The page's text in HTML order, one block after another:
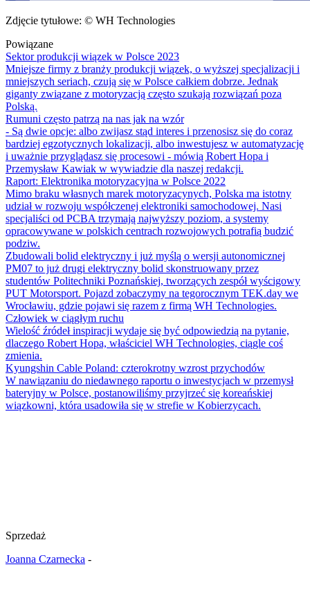
Zdjęcie tytułowe: © WH Technologies
Powiązane
Sektor produkcji wiązek w Polsce 2023
Mniejsze firmy z branży produkcji wiązek, o wyższej specjalizacji i
mniejszych seriach, czują się w Polsce całkiem dobrze. Jednak
giganty związane z motoryzacją często szukają rozwiązań poza
Polską.
Rumuni często patrzą na nas jak na wzór
- Są dwie opcje: albo zwijasz stąd interes i przenosisz się do coraz
bardziej egzotycznych lokalizacji, albo inwestujesz w automatyzację
i uważnie przyglądasz się procesowi - mówią Robert Hopa i
Przemysław Kawiak w wywiadzie dla naszej redakcji.
Raport: Elektronika motoryzacyjna w Polsce 2022
Mimo braku własnych marek motoryzacynych, Polska ma istotny
udział w rozwoju współczenej elektroniki samochodowej. Nasi
specjaliści od PCBA trzymają najwyższy poziom, a systemy
opracowywane w polskich centrach rozwojowych potrafią budzić
podziw.
Zbudowali bolid elektryczny i już myślą o wersji autonomicznej
PM07 to już drugi elektryczny bolid skonstruowany przez
studentów Politechniki Poznańskiej, tworzących zespół wyścigowy
PUT Motorsport. Pojazd zobaczymy na tegorocznym TEK.day we
Wrocławiu, gdzie pojawi się razem z firmą WH Technologies.
Człowiek w ciągłym ruchu
Wielość źródeł inspiracji wydaje się być odpowiedzią na pytanie,
dlaczego Robert Hopa, właściciel WH Technologies, ciągle coś
zmienia.
Kyungshin Cable Poland: czterokrotny wzrost przychodów
W nawiązaniu do niedawnego raportu o inwestycjach w przemysł
bateryjny w Polsce, postanowiliśmy przyjrzeć się koreańskiej
wiązkowni, która usadowiła się w strefie w Kobierzycach.
Sprzedaż
Joanna Czarnecka -